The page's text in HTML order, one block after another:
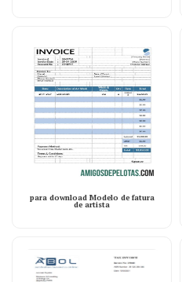
para download Modelo de fatura
de artista